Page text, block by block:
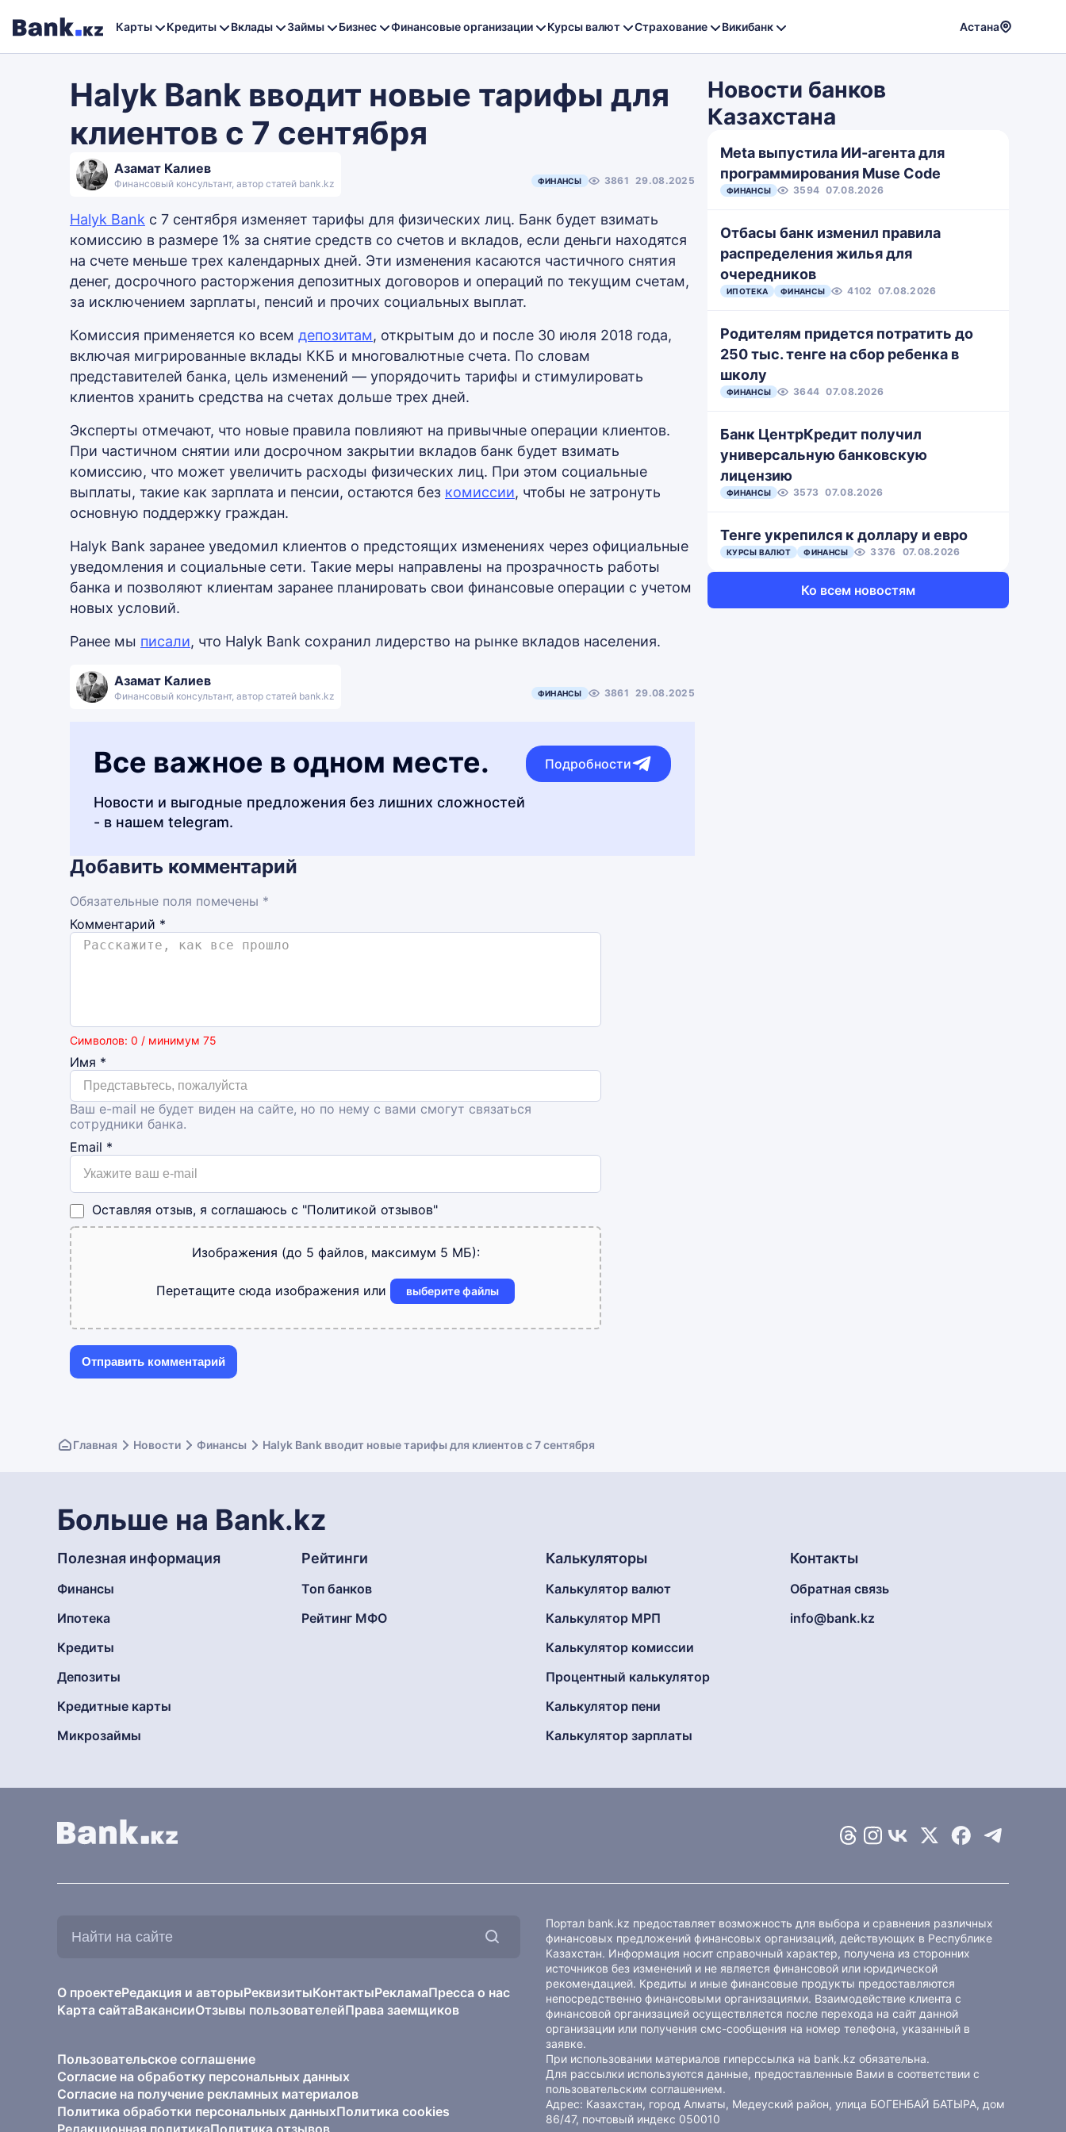
Карты Кредиты Вклады Займы Бизнес Финансовые организации Курсы валют Страхование Викибанк Астана
Halyk Bank вводит новые тарифы для
клиентов с 7 сентября
Азамат Калиев
Финансовый консультант, автор статей bank.kz ФИНАНСЫ 3861 29.08.2025
Halyk Bank с 7 сентября изменяет тарифы для физических лиц. Банк будет взимать
комиссию в размере 1% за снятие средств со счетов и вкладов, если деньги находятся
на счете меньше трех календарных дней. Эти изменения касаются частичного снятия
денег, досрочного расторжения депозитных договоров и операций по текущим счетам,
за исключением зарплаты, пенсий и прочих социальных выплат.
Комиссия применяется ко всем депозитам, открытым до и после 30 июля 2018 года,
включая мигрированные вклады ККБ и многовалютные счета. По словам
представителей банка, цель изменений — упорядочить тарифы и стимулировать
клиентов хранить средства на счетах дольше трех дней.
Эксперты отмечают, что новые правила повлияют на привычные операции клиентов.
При частичном снятии или досрочном закрытии вкладов банк будет взимать
комиссию, что может увеличить расходы физических лиц. При этом социальные
выплаты, такие как зарплата и пенсии, остаются без комиссии, чтобы не затронуть
основную поддержку граждан.
Halyk Bank заранее уведомил клиентов о предстоящих изменениях через официальные
уведомления и социальные сети. Такие меры направлены на прозрачность работы
банка и позволяют клиентам заранее планировать свои финансовые операции с учетом
новых условий.
Ранее мы писали, что Halyk Bank сохранил лидерство на рынке вкладов населения.
Азамат Калиев
Финансовый консультант, автор статей bank.kz ФИНАНСЫ 3861 29.08.2025
Все важное в одном месте.
Новости и выгодные предложения без лишних сложностей
- в нашем telegram.
Подробности
Добавить комментарий
Обязательные поля помечены *
Комментарий *
Символов: 0 / минимум 75
Имя *
Ваш e-mail не будет виден на сайте, но по нему с вами смогут связаться
сотрудники банка.
Email *
Оставляя отзыв, я соглашаюсь с "Политикой отзывов"
Изображения (до 5 файлов, максимум 5 МБ):
Перетащите сюда изображения или выберите файлы
Новости банков
Казахстана
Meta выпустила ИИ-агента для
программирования Muse Code
ФИНАНСЫ 3594 07.08.2026
Отбасы банк изменил правила
распределения жилья для
очередников
ИПОТЕКА ФИНАНСЫ 4102 07.08.2026
Родителям придется потратить до
250 тыс. тенге на сбор ребенка в
школу
ФИНАНСЫ 3644 07.08.2026
Банк ЦентрКредит получил
универсальную банковскую
лицензию
ФИНАНСЫ 3573 07.08.2026
Тенге укрепился к доллару и евро
КУРСЫ ВАЛЮТ ФИНАНСЫ 3376 07.08.2026
Ко всем новостям
Главная Новости Финансы Halyk Bank вводит новые тарифы для клиентов с 7 сентября
Больше на Bank.kz
Полезная информация
Финансы
Ипотека
Кредиты
Депозиты
Кредитные карты
Микрозаймы
Рейтинги
Топ банков
Рейтинг МФО
Калькуляторы
Калькулятор валют
Калькулятор МРП
Калькулятор комиссии
Процентный калькулятор
Калькулятор пени
Калькулятор зарплаты
Контакты
Обратная связь
info@bank.kz
О проектеРедакция и авторыРеквизитыКонтактыРекламаПресса о нас
Карта сайтаВакансииОтзывы пользователейПрава заемщиков
Пользовательское соглашение
Согласие на обработку персональных данных
Согласие на получение рекламных материалов
Политика обработки персональных данныхПолитика cookies
Редакционная политикаПолитика отзывов
Портал bank.kz предоставляет возможность для выбора и сравнения различных
финансовых предложений финансовых организаций, действующих в Республике
Казахстан. Информация носит справочный характер, получена из сторонних
источников без изменений и не является финансовой или юридической
рекомендацией. Кредиты и иные финансовые продукты предоставляются
непосредственно финансовыми организациями. Взаимодействие клиента с
финансовой организацией осуществляется после перехода на сайт данной
организации или получения смс-сообщения на номер телефона, указанный в
заявке.
При использовании материалов гиперссылка на bank.kz обязательна.
Для рассылки используются данные, предоставленные Вами в соответствии с
пользовательским соглашением.
Адрес: Казахстан, город Алматы, Медеуский район, улица БОГЕНБАЙ БАТЫРА, дом
86/47, почтовый индекс 050010